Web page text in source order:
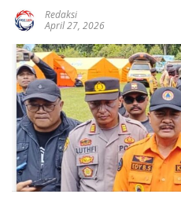
Redaksi
April 27, 2026